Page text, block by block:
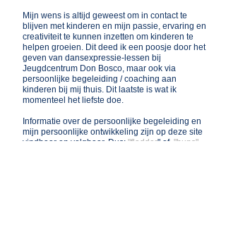
Mijn wens is altijd geweest om in contact te
blijven met kinderen en mijn passie, ervaring en
creativiteitte kunnen inzetten om kinderen te
helpen groeien. Dit deed ik een poosje door het
geven van dansexpressie-lessen bij
Jeugdcentrum Don Bosco, maar ook via
persoonlijke begeleiding / coaching aan
kinderen bij mij thuis. Dit laatste is wat ik
momenteel het liefste doe.
Informatie over de persoonlijke begeleiding en
mijn persoonlijke ontwikkeling zijn op deze site
vindbaar en volgbaar. Dus: "fladder" of "hups"